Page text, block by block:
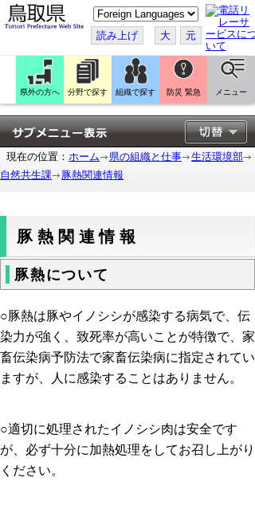
こ
の
ペ
ー
ジ
翻
訳
す
る
読み上げ 大 元
県外の方へ 分野で探す 組織で探す 防災 緊急 メニュー
現在の位置： ホーム 県の組織と仕事
生活環境部
自然共生課
豚熱関連情報
豚熱関連情報
豚熱について
○豚熱は豚やイノシシが感染する病気で、伝
染力が強く、致死率が高いことが特徴で、家
畜伝染病予防法で家畜伝染病に指定されてい
ますが、人に感染することはありません。
○適切に処理されたイノシシ肉は安全です
が、必ず十分に加熱処理をしてお召し上がり
ください。